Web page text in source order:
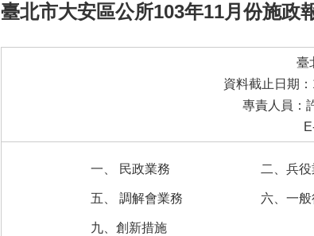
臺北市大安區公所103年11月份施政
臺
資料截止日期
專責人員：
一、 民政業務 二、兵
五、 調解會業務 六、一般
九、創新措施